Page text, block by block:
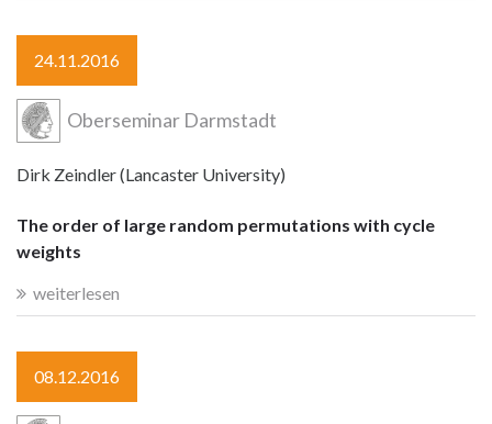
24.11.2016
Oberseminar Darmstadt
Dirk Zeindler (Lancaster University)
The order of large random permutations with cycle
weights
weiterlesen
08.12.2016